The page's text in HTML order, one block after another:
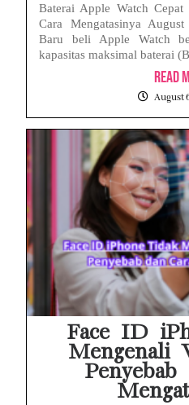
Baterai Apple Watch
Cara Mengatasinya
Baru beli Apple Watch
kapasitas maksimal baterai
Read
August
Face ID
Mengenali